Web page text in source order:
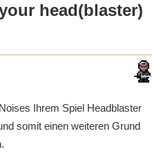
head(blaster)
Ihrem Spiel Headblaster
somit einen weiteren Grund